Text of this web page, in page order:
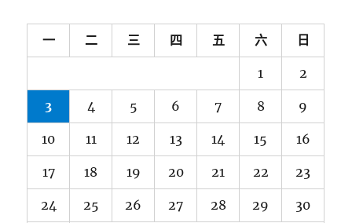
一 二 三 四 五 六 日
1 2
3 4 5 6 7 8 9
10 11 12 13 14 15 16
17 18 19 20 21 22 23
24 25 26 27 28 29 30